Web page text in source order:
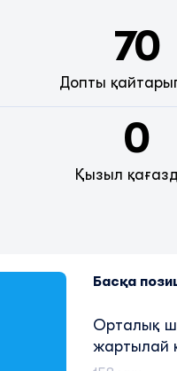
70
Допты
0
Қызыл
Басқа
Орталық
жартылай